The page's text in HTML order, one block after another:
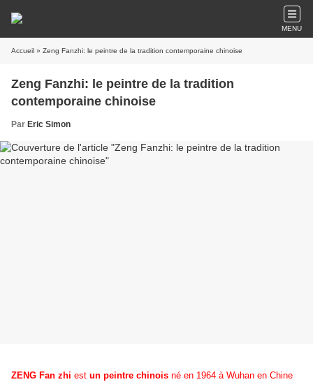
MENU
Accueil » Zeng Fanzhi: le peintre de la tradition contemporaine chinoise
Zeng Fanzhi: le peintre de la tradition
contemporaine chinoise
Par Eric Simon
ZENG Fan zhi est un peintre chinois né en 1964 à Wuhan en Chine